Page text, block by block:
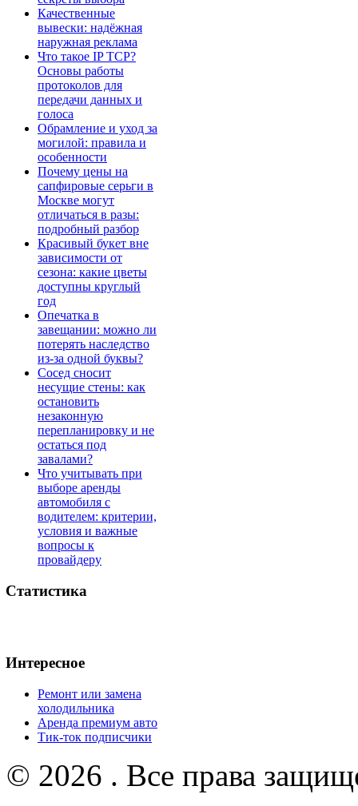
Качественные
вывески: надёжная
наружная реклама
Что такое IP TCP?
Основы работы
протоколов для
передачи данных и
голоса
Обрамление и уход за
могилой: правила и
особенности
Почему цены на
сапфировые серьги в
Москве могут
отличаться в разы:
подробный разбор
Красивый букет вне
зависимости от
сезона: какие цветы
доступны круглый
год
Опечатка в
завещании: можно ли
потерять наследство
из-за одной буквы?
Сосед сносит
несущие стены: как
остановить
незаконную
перепланировку и не
остаться под
завалами?
Что учитывать при
выборе аренды
автомобиля с
водителем: критерии,
условия и важные
вопросы к
провайдеру
Статистика
Интересное
Ремонт или замена
холодильника
Аренда премиум авто
Тик-ток подписчики
© 2026 . Все права